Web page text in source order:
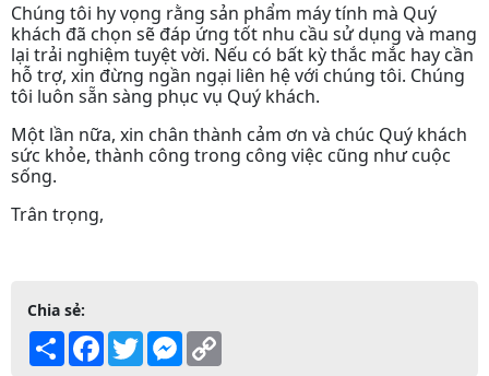
Chúng tôi hy vọng rằng sản phẩm máy tính mà Quý
khách đã chọn sẽ đáp ứng tốt nhu cầu sử dụng và mang
lại trải nghiệm tuyệt vời. Nếu có bất kỳ thắc mắc hay cần
hỗ trợ, xin đừng ngần ngại liên hệ với chúng tôi. Chúng
tôi luôn sẵn sàng phục vụ Quý khách.
Một lần nữa, xin chân thành cảm ơn và chúc Quý khách
sức khỏe, thành công trong công việc cũng như cuộc
sống.
Trân trọng,
Chia sẻ:
Share Facebook
TwitterMessenger